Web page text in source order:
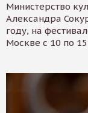
Министерство
Александра
году, на
Москве с 10 по